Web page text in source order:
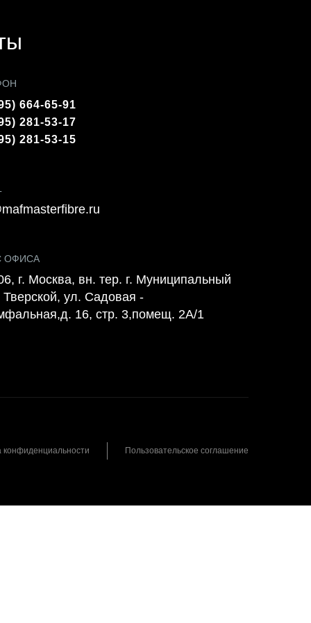
664-65-91
281-53-17
281-53-15
ОФИСА
г. Москва, вн. тер. г. Муниципальный
Тверской, ул. Садовая -
16, стр. 3,помещ. 2А/1
конфиденциальности Пользовательское соглашение